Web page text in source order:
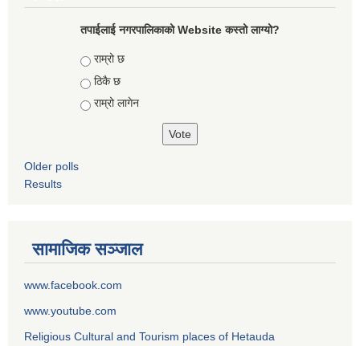
तपाईलाई नगरपालिकाको Website कस्तो लाग्यो?
Choices
राम्रो छ
ठिकै छ
राम्रो लागेन
Older polls
Results
सामाजिक सञ्जाल
www.facebook.com
www.youtube.com
Religious Cultural and Tourism places of Hetauda